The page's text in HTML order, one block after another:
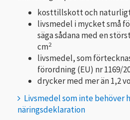
kosttillskott och
livsmedel i mycket små
säga sådana med en
cm2
livsmedel, som
förordning (EU) nr 1169/
drycker med mer än 1,2
Livsmedel som inte behöver
näringsdeklaration